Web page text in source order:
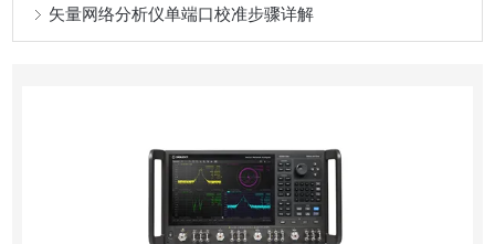
矢量网络分析仪单端口校准步骤详解